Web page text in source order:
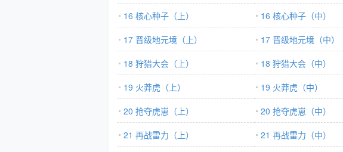
16 核心种子（上）
16 核心种子（中）
17 晋级地元境（上）
17 晋级地元境（中）
18 狩猎大会（上）
18 狩猎大会（中）
19 火莽虎（上）
19 火莽虎（中）
20 抢夺虎崽（上）
20 抢夺虎崽（中）
21 再战雷力（上）
21 再战雷力（中）